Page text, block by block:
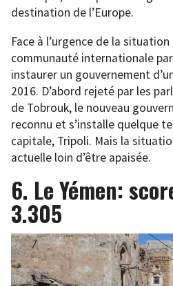
destination de l’Europe.
Face à l’urgence de la
communauté internationale
instaurer un gouvernement
2016. D’abord rejeté par les
de Tobrouk, le nouveau
reconnu et s’installe quelque
capitale, Tripoli. Mais la
actuelle loin d’être apaisée.
6. Le Yémen:
3.305